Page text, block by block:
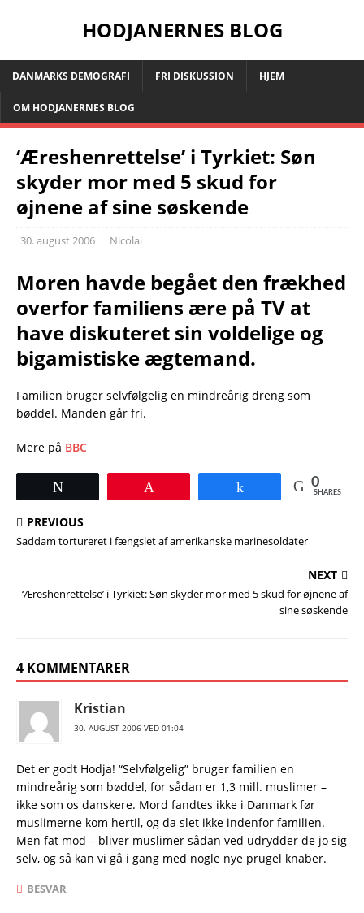
HODJANERNES BLOG
DANMARKS DEMOGRAFI FRI DISKUSSION HJEM
OM HODJANERNES BLOG
‘Æreshenrettelse’ i Tyrkiet: Søn
skyder mor med 5 skud for
øjnene af sine søskende
30. august 2006 Nicolai
Moren havde begået den frækhed
overfor familiens ære på TV at
have diskuteret sin voldelige og
bigamistiske ægtemand.
Familien bruger selvfølgelig en mindreårig dreng som
bøddel. Manden går fri.
Mere på BBC
0
SHARES
PREVIOUS
Saddam tortureret i fængslet af amerikanske marinesoldater
NEXT
‘Æreshenrettelse’ i Tyrkiet: Søn skyder mor med 5 skud for øjnene af
sine søskende
4 KOMMENTARER
Kristian
30. AUGUST 2006 VED 01:04
Det er godt Hodja! “Selvfølgelig” bruger familien en
mindreårig som bøddel, for sådan er 1,3 mill. muslimer –
ikke som os danskere. Mord fandtes ikke i Danmark før
muslimerne kom hertil, og da slet ikke indenfor familien.
Men fat mod – bliver muslimer sådan ved udrydder de jo sig
selv, og så kan vi gå i gang med nogle nye prügel knaber.
BESVAR